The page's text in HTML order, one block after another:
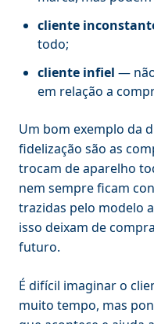
cliente
todo;
cliente infiel —
em relação a
Um bom exemplo da
fidelização são as
trocam de aparelho
nem sempre ficam
trazidas pelo modelo
isso deixam de
futuro.
É difícil imaginar o
muito tempo, mas